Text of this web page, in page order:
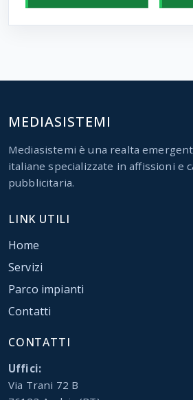
MEDIASISTEMI
Mediasistemi è una realta
italiane specializzate in affissioni e
pubblicitaria.
LINK UTILI
Home
Servizi
Parco impianti
Contatti
CONTATTI
Uffici:
Via Trani 72 B